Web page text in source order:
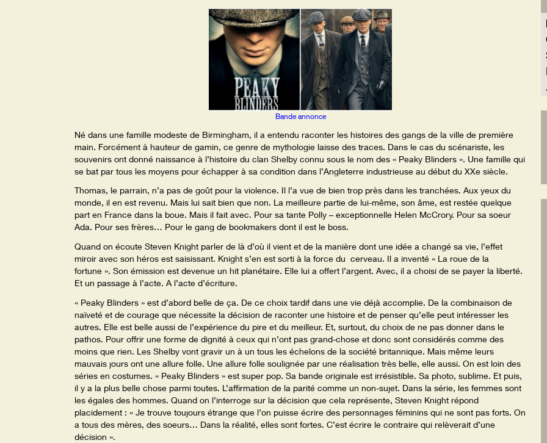
Bande annonce
Né dans une famille modeste de Birmingham, il a entendu raconter les histoires des gangs de la ville de première
main. Forcément à hauteur de gamin, ce genre de mythologie laisse des traces. Dans le cas du scénariste, les
souvenirs ont donné naissance à l’histoire du clan Shelby connu sous le nom des « Peaky Blinders ». Une famille qui
se bat par tous les moyens pour échapper à sa condition dans l’Angleterre industrieuse au début du XXe siècle.
Thomas, le parrain, n’a pas de goût pour la violence. Il l’a vue de bien trop près dans les tranchées. Aux yeux du
monde, il en est revenu. Mais lui sait bien que non. La meilleure partie de lui-même, son âme, est restée quelque
part en France dans la boue. Mais il fait avec. Pour sa tante Polly – exceptionnelle Helen McCrory. Pour sa soeur
Ada. Pour ses frères… Pour le gang de bookmakers dont il est le boss.
Quand on écoute Steven Knight parler de là d’où il vient et de la manière dont une idée a changé sa vie, l’effet
miroir avec son héros est saisissant. Knight s’en est sorti à la force du cerveau. Il a inventé « La roue de la
fortune ». Son émission est devenue un hit planétaire. Elle lui a offert l’argent. Avec, il a choisi de se payer la liberté.
Et un passage à l’acte. A l’acte d’écriture.
« Peaky Blinders » est d’abord belle de ça. De ce choix tardif dans une vie déjà accomplie. De la combinaison de
naïveté et de courage que nécessite la décision de raconter une histoire et de penser qu’elle peut intéresser les
autres. Elle est belle aussi de l’expérience du pire et du meilleur. Et, surtout, du choix de ne pas donner dans le
pathos. Pour offrir une forme de dignité à ceux qui n’ont pas grand-chose et donc sont considérés comme des
moins que rien. Les Shelby vont gravir un à un tous les échelons de la société britannique. Mais même leurs
mauvais jours ont une allure folle. Une allure folle soulignée par une réalisation très belle, elle aussi. On est loin des
séries en costumes. « Peaky Blinders » est super pop. Sa bande originale est irrésistible. Sa photo, sublime. Et puis,
il y a la plus belle chose parmi toutes. L’affirmation de la parité comme un non-sujet. Dans la série, les femmes sont
les égales des hommes. Quand on l’interroge sur la décision que cela représente, Steven Knight répond
placidement : « Je trouve toujours étrange que l’on puisse écrire des personnages féminins qui ne sont pas forts. On
a tous des mères, des soeurs… Dans la réalité, elles sont fortes. C’est écrire le contraire qui relèverait d’une
décision ».